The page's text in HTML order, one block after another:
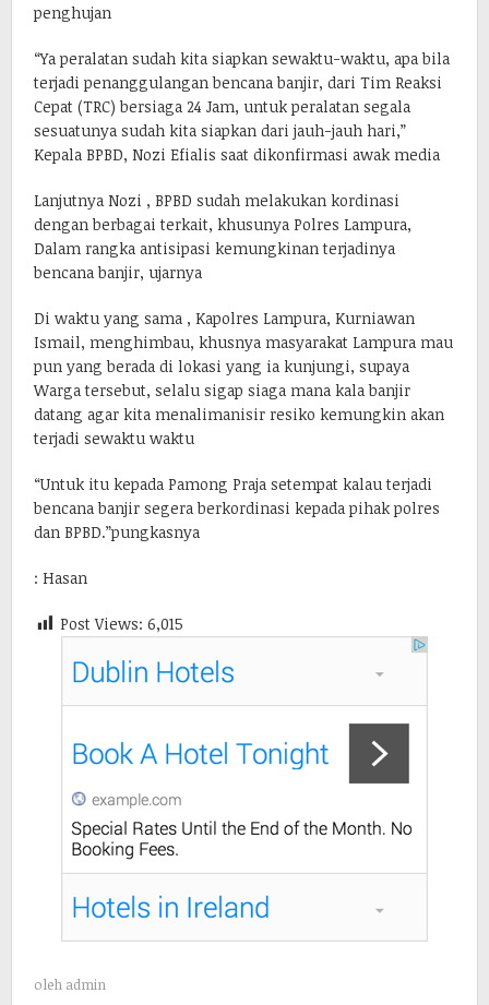
penghujan
“Ya peralatan sudah kita siapkan sewaktu-waktu, apa bila
terjadi penanggulangan bencana banjir, dari Tim Reaksi
Cepat (TRC) bersiaga 24 Jam, untuk peralatan segala
sesuatunya sudah kita siapkan dari jauh-jauh hari,”
Kepala BPBD, Nozi Efialis saat dikonfirmasi awak media
Lanjutnya Nozi , BPBD sudah melakukan kordinasi
dengan berbagai terkait, khusunya Polres Lampura,
Dalam rangka antisipasi kemungkinan terjadinya
bencana banjir, ujarnya
Di waktu yang sama , Kapolres Lampura, Kurniawan
Ismail, menghimbau, khusnya masyarakat Lampura mau
pun yang berada di lokasi yang ia kunjungi, supaya
Warga tersebut, selalu sigap siaga mana kala banjir
datang agar kita menalimanisir resiko kemungkin akan
terjadi sewaktu waktu
“Untuk itu kepada Pamong Praja setempat kalau terjadi
bencana banjir segera berkordinasi kepada pihak polres
dan BPBD.”pungkasnya
: Hasan
Post Views: 6,015
oleh admin